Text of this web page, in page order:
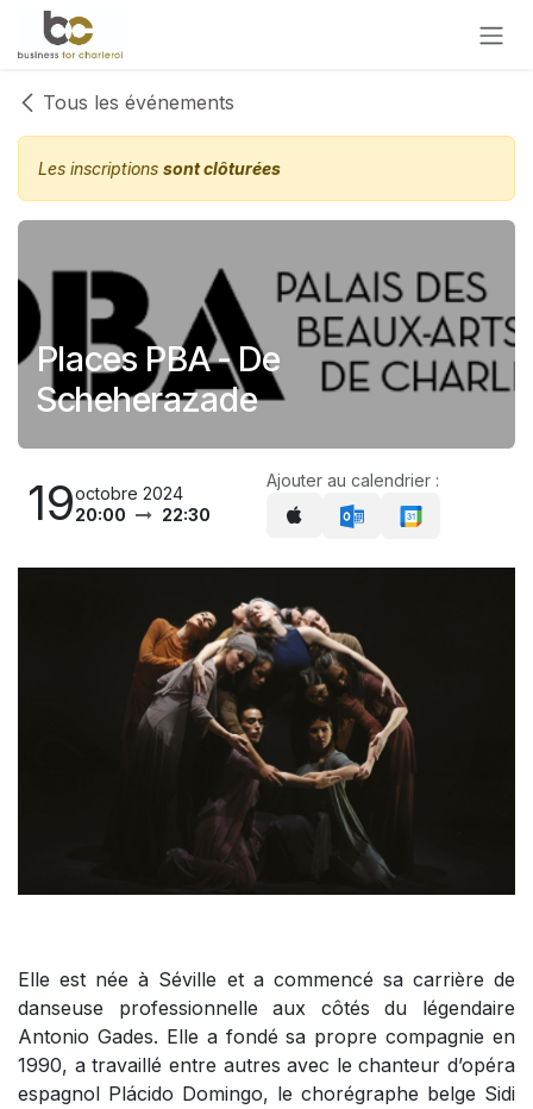
Se rendre au contenu
Tous les événements
Les inscriptions sont clôturées
Places PBA - De
Scheherazade
19octobre 2024
20:00
22:30
Ajouter au calendrier :
Elle est née à Séville et a commencé sa carrière de
danseuse professionnelle aux côtés du légendaire
Antonio Gades. Elle a fondé sa propre compagnie en
1990, a travaillé entre autres avec le chanteur d’opéra
espagnol Plácido Domingo, le chorégraphe belge Sidi